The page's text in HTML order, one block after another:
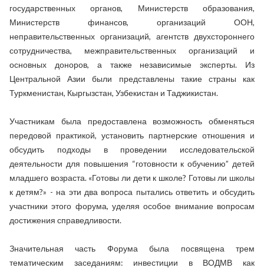
государственных органов, Министерств образования,
Министерств финансов, организаций ООН,
неправительственных организаций, агентств двухстороннего
сотрудничества, межправительственных организаций и
основных доноров, а также независимые эксперты. Из
Центральной Азии были представлены такие страны как
Туркменистан, Кыргызстан, Узбекистан и Таджикистан.
Участникам была предоставлена возможность обменяться
передовой практикой, установить партнерские отношения и
обсудить подходы в проведении исследовательской
деятельности для повышения “готовности к обучению” детей
младшего возраста. «Готовы ли дети к школе? Готовы ли школы
к детям?» - на эти два вопроса пытались ответить и обсудить
участники этого форума, уделяя особое внимание вопросам
достижения справедливости.
Значительная часть Форума была посвящена трем
тематическим заседаниям: инвестиции в ВОДМВ как